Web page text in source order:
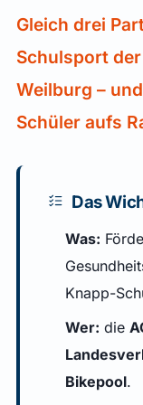
Gleich drei
Schulsport
Weilburg –
Schüler aufs
Das
Was:
Knapp-
Wer: die
Bikepool.